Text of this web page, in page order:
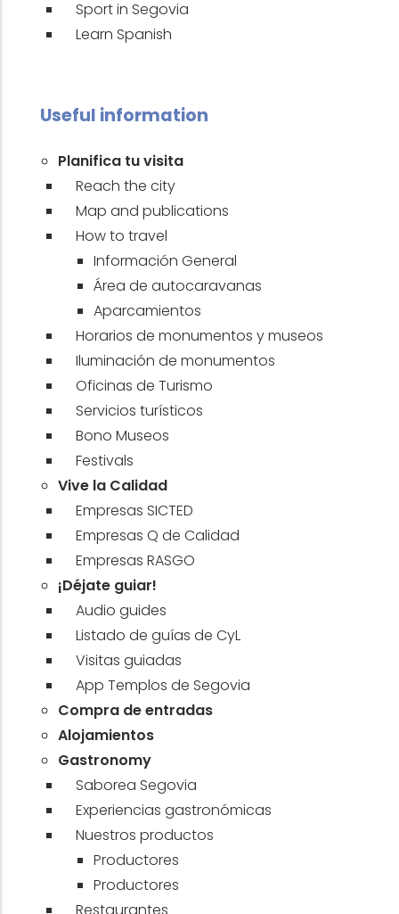
Sport in Segovia
Learn Spanish
Useful information
Planifica tu visita
Reach the city
Map and publications
How to travel
Información General
Área de autocaravanas
Aparcamientos
Horarios de monumentos y museos
Iluminación de monumentos
Oficinas de Turismo
Servicios turísticos
Bono Museos
Festivals
Vive la Calidad
Empresas SICTED
Empresas Q de Calidad
Empresas RASGO
¡Déjate guiar!
Audio guides
Listado de guías de CyL
Visitas guiadas
App Templos de Segovia
Compra de entradas
Alojamientos
Gastronomy
Saborea Segovia
Experiencias gastronómicas
Nuestros productos
Productores
Productores
Restaurantes